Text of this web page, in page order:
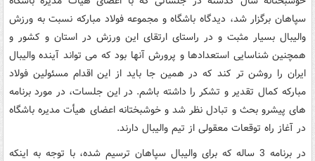
سپاهان برگزار شد، دیدگاه باشگاه و مجموعه فولاد مبارکه نسبت به ورزش
والیبال بسیار مثبت و در راستای ارتقای این ورزش در استان و کشور و
همچنین شناسایی استعدادها و پرورش آنها بود که می تواند آینده والیبال
ایران را روشن تر کند که در همین جا باید از این اقدام مسئولین فولاد
مبارکه کمال تقدیر و تشکر را داشته باشم. در این جلسات، در مورد برنامه
های پیشرو بحث و تبادل نظر شد و خوشبختانه اعضای هیأت مدیره باشگاه
در آغاز راه توقعات معقولی از تیم والیبال دارند.
در برنامه 3 ساله که برای والیبال سپاهان ترسیم شده، با توجه به اینکه